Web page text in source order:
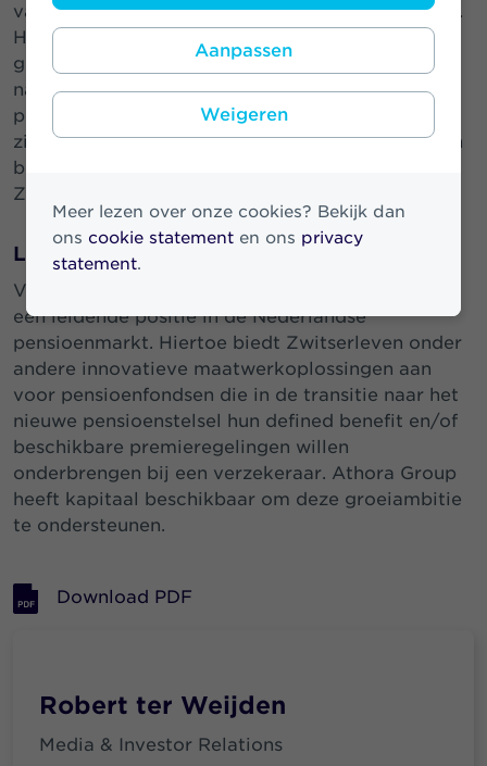
Aanpassen
Weigeren
Meer lezen over onze cookies? Bekijk dan
ons cookie statement en ons privacy
statement.
van onze pensioenregelingen bij een verzekeraar.
Hiermee heeft het pensioenfonds voor zekerheid
gekozen. Zwitserleven biedt onze deelnemers
namelijk een gegarandeerd pensioen met een
prachtige inflatievolgende indexatie. Daarnaast
zijn wij blij dat onze deelnemers pensioen kunnen
blijven opbouwen in de excedentregeling bij
Zwitserleven.”
Leidende positie
Via Zwitserleven bouwt Athora Netherlands aan
een leidende positie in de Nederlandse
pensioenmarkt. Hiertoe biedt Zwitserleven onder
andere innovatieve maatwerkoplossingen aan
voor pensioenfondsen die in de transitie naar het
nieuwe pensioenstelsel hun defined benefit en/of
beschikbare premieregelingen willen
onderbrengen bij een verzekeraar. Athora Group
heeft kapitaal beschikbaar om deze groeiambitie
te ondersteunen.
Download PDF
Robert ter Weijden
Media & Investor Relations